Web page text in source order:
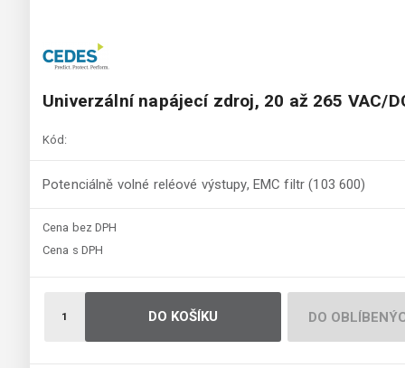
Univerzální napájecí zdroj, 20 až 265 VAC/
Kód:
Potenciálně volné reléové výstupy, EMC filtr (103 600)
Cena bez DPH
Cena s DPH
DO KOŠÍKU DO